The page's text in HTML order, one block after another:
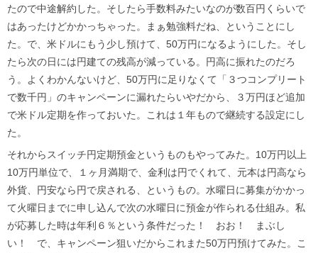
たので中途解約した。そしたら手数料みたいなのが数百円くらいで
はあったけどかかっちゃった。まぁ勉強料だね、ということにし
た。で、米ドルにもう少し預けて、50万円になるようにした。そし
たら次の日には円建ての残高が減っている。円高に振れたのだろ
う。よくわかんないけど、50万円に足りなくて「３つコンプリート
で数千円」のキャンペーンに漏れたらいやだから、３万円ほど追加
で米ドル定期を作っておいた。これは１年もので継続する設定にし
た。
それからスイッチ円定期預金というものもやってみた。10万円以上
10万円単位で、１ヶ月満期で、金利は円でくれて、元本は円高なら
外貨、円安なら円で戻される、というもの。水曜日に募集がかかっ
て火曜日までに申し込んで次の水曜日に預金が作られる仕組み。私
が応募した時は年利６％という条件だった！ おお！ まぶし
い！ で、キャンペーン狙いだからこれまた50万円預けてみた。こ